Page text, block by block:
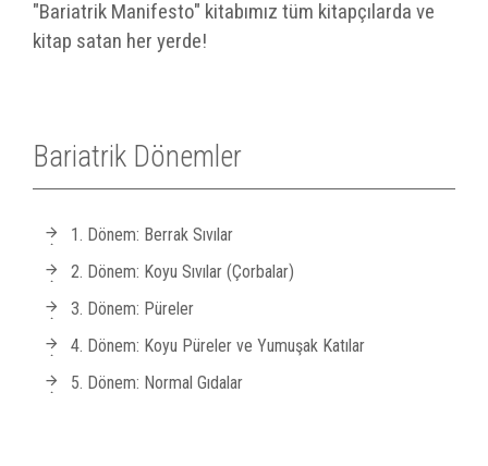
"Bariatrik Manifesto" kitabımız tüm kitapçılarda ve
kitap satan her yerde!
Bariatrik Dönemler
1. Dönem: Berrak Sıvılar
2. Dönem: Koyu Sıvılar (Çorbalar)
3. Dönem: Püreler
4. Dönem: Koyu Püreler ve Yumuşak Katılar
5. Dönem: Normal Gıdalar